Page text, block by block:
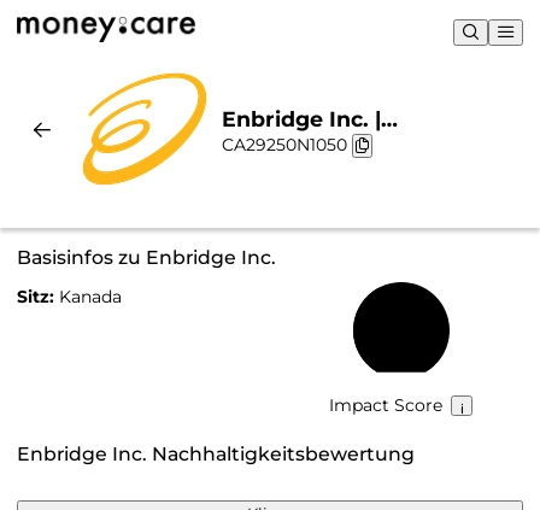
Enbridge Inc. |
Nachhaltigkeit & Chart
CA29250N1050
Basisinfos zu Enbridge Inc.
Sitz: Kanada
Impact Score
Enbridge Inc. Nachhaltigkeitsbewertung